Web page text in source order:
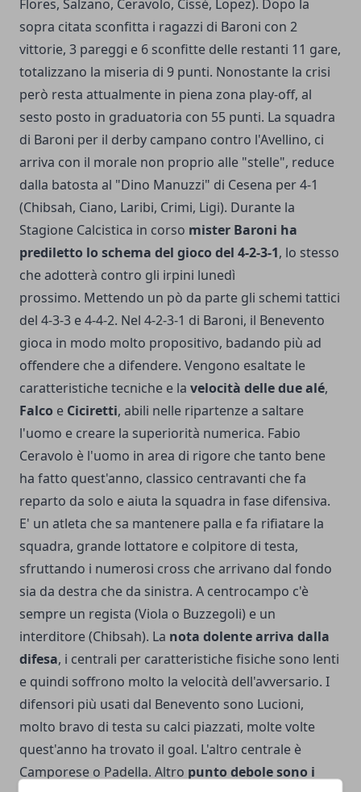
Flores, Salzano, Ceravolo, Cissè, Lopez). Dopo la
sopra citata sconfitta i ragazzi di Baroni con 2
vittorie, 3 pareggi e 6 sconfitte delle restanti 11 gare,
totalizzano la miseria di 9 punti. Nonostante la crisi
però resta attualmente in piena zona play-off, al
sesto posto in graduatoria con 55 punti. La squadra
di Baroni per il derby campano contro l'Avellino, ci
arriva con il morale non proprio alle "stelle", reduce
dalla batosta al "Dino Manuzzi" di Cesena per 4-1
(Chibsah, Ciano, Laribi, Crimi, Ligi). Durante la
Stagione Calcistica in corso mister Baroni ha
prediletto lo schema del gioco del 4-2-3-1, lo stesso
che adotterà contro gli irpini lunedì
prossimo. Mettendo un pò da parte gli schemi tattici
del 4-3-3 e 4-4-2. Nel 4-2-3-1 di Baroni, il Benevento
gioca in modo molto propositivo, badando più ad
offendere che a difendere. Vengono esaltate le
caratteristiche tecniche e la velocità delle duealé,
Falco e Ciciretti, abili nelle ripartenze a saltare
l'uomo e creare la superiorità numerica. Fabio
Ceravolo è l'uomo in area di rigore che tanto bene
ha fatto quest'anno, classico centravanti che fa
reparto da solo e aiuta la squadra in fase difensiva.
E' un atleta che sa mantenere palla e fa rifiatare la
squadra, grande lottatore e colpitore di testa,
sfruttando i numerosi cross che arrivano dal fondo
sia da destra che da sinistra. A centrocampo c'è
sempre un regista (Viola o Buzzegoli) e un
interditore (Chibsah). La nota dolente arriva dalla
difesa, i centrali per caratteristiche fisiche sono lenti
e quindi soffrono molto la velocità dell'avversario. I
difensori più usati dal Benevento sono Lucioni,
molto bravo di testa su calci piazzati, molte volte
quest'anno ha trovato il goal. L'altro centrale è
Camporese o Padella. Altro punto debole sono i